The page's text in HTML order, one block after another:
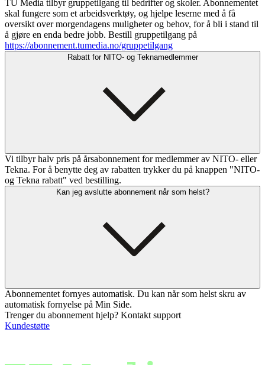
TU Media tilbyr gruppetilgang til bedrifter og skoler. Abonnementet
skal fungere som et arbeidsverktøy, og hjelpe leserne med å få
oversikt over morgendagens muligheter og behov, for å bli i stand til
å gjøre en enda bedre jobb. Bestill gruppetilgang på
https://abonnement.tumedia.no/gruppetilgang
Rabatt for NITO- og Teknamedlemmer
Vi tilbyr halv pris på årsabonnement for medlemmer av NITO- eller
Tekna. For å benytte deg av rabatten trykker du på knappen "NITO-
og Tekna rabatt" ved bestilling.
Kan jeg avslutte abonnement når som helst?
Abonnementet fornyes automatisk. Du kan når som helst skru av
automatisk fornyelse på Min Side.
Trenger du abonnement hjelp? Kontakt support
Kundestøtte